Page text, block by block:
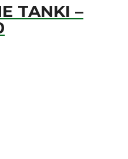
TANKI –